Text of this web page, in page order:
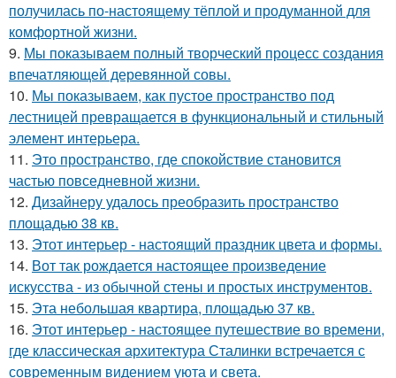
получилась по-настоящему тёплой и продуманной для
комфортной жизни.
9. Мы показываем полный творческий процесс создания
впечатляющей деревянной совы.
10. Мы показываем, как пустое пространство под
лестницей превращается в функциональный и стильный
элемент интерьера.
11. Это пространство, где спокойствие становится
частью повседневной жизни.
12. Дизайнеру удалось преобразить пространство
площадью 38 кв.
13. Этот интерьер - настоящий праздник цвета и формы.
14. Вот так рождается настоящее произведение
искусства - из обычной стены и простых инструментов.
15. Эта небольшая квартира, площадью 37 кв.
16. Этот интерьер - настоящее путешествие во времени,
где классическая архитектура Сталинки встречается с
современным видением уюта и света.